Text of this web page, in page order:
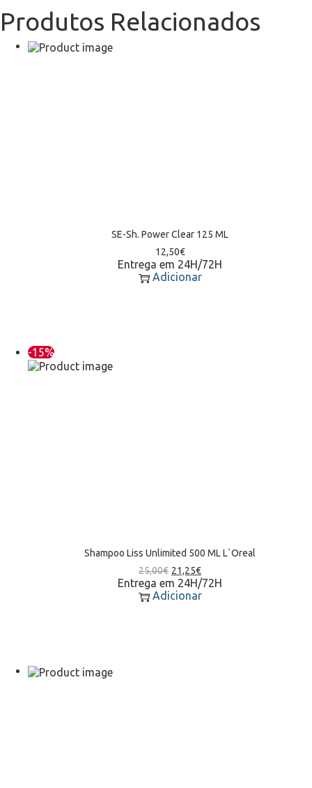
Produtos Relacionados
SE-Sh. Power Clear 125 ML
12,50€
Entrega em 24H/72H
Adicionar
-15%
Shampoo Liss Unlimited 500 ML L`Oreal
25,00€ 21,25€
Entrega em 24H/72H
Adicionar